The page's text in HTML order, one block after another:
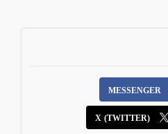
MESSENGER
X (TWITTER)